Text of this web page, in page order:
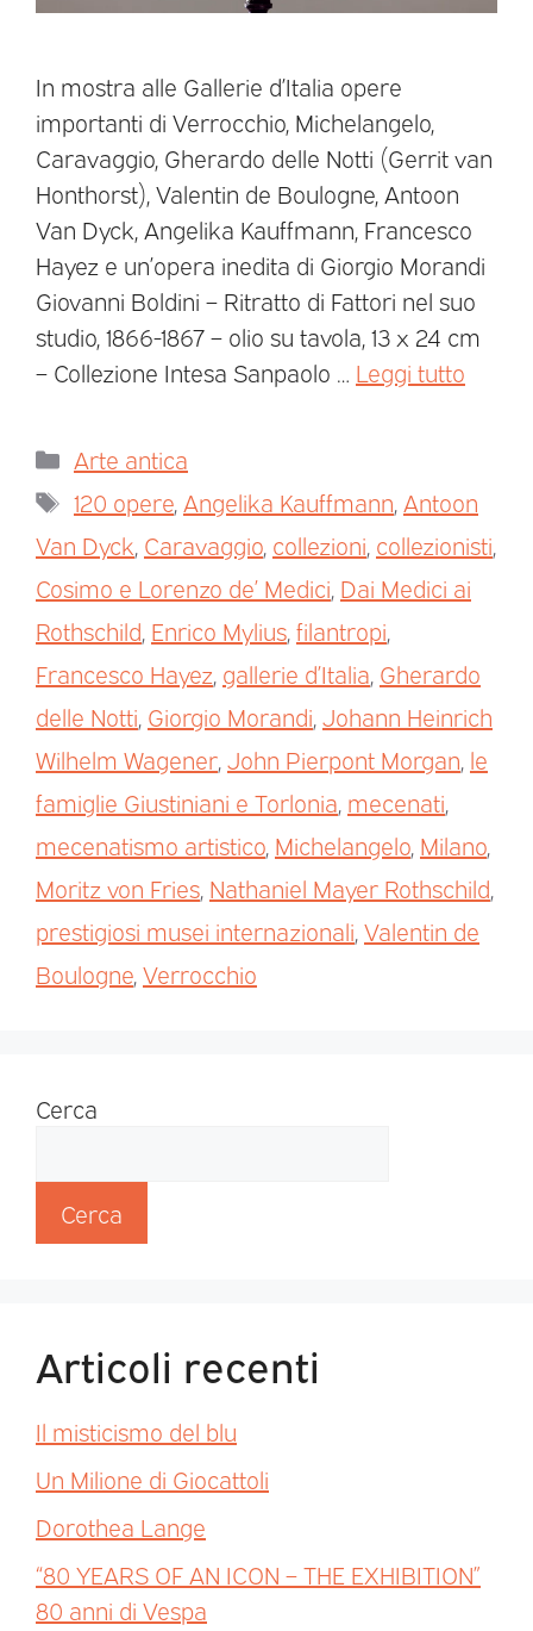
In mostra alle Gallerie d’Italia opere
importanti di Verrocchio, Michelangelo,
Caravaggio, Gherardo delle Notti (Gerrit van
Honthorst), Valentin de Boulogne, Antoon
Van Dyck, Angelika Kauffmann, Francesco
Hayez e un’opera inedita di Giorgio Morandi
Giovanni Boldini – Ritratto di Fattori nel suo
studio, 1866-1867 – olio su tavola, 13 x 24 cm
– Collezione Intesa Sanpaolo … Leggi tutto
Arte antica
120 opere Angelika Kauffmann Antoon
Van Dyck Caravaggio collezioni collezionisti
Cosimo e Lorenzo de’ Medici Dai Medici ai
Rothschild Enrico Mylius filantropi
Francesco Hayez gallerie d’Italia Gherardo
delle Notti Giorgio Morandi Johann Heinrich
Wilhelm Wagener John Pierpont Morgan le
famiglie Giustiniani e Torlonia mecenati
mecenatismo artistico Michelangelo Milano
Moritz von Fries Nathaniel Mayer Rothschild
prestigiosi musei internazionali Valentin de
Boulogne Verrocchio
Cerca
Cerca
Articoli recenti
Il misticismo del blu
Un Milione di Giocattoli
Dorothea Lange
“80 YEARS OF AN ICON – THE EXHIBITION”
80 anni di Vespa